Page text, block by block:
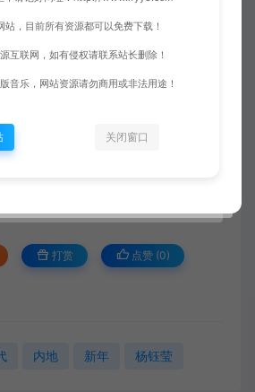
打赏 点赞 (0)
内地 新年 杨钰莹
站，目前所有资源都可以免费下载！
互联网，如有侵权请联系站长删除！
音乐，网站资源请勿商用或非法用途！
关闭窗口